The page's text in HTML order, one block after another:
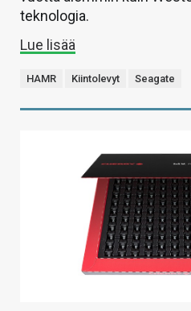
teknologia.
Lue lisää
HAMR Kiintolevyt Seagate